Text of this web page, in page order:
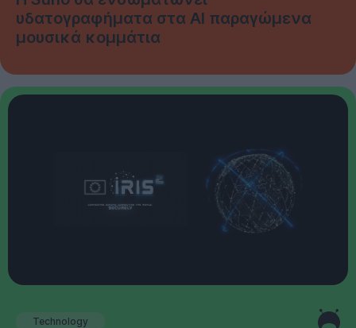
υδατογραφήματα στα AI παραγώμενα
μουσικά κομμάτια
Technology